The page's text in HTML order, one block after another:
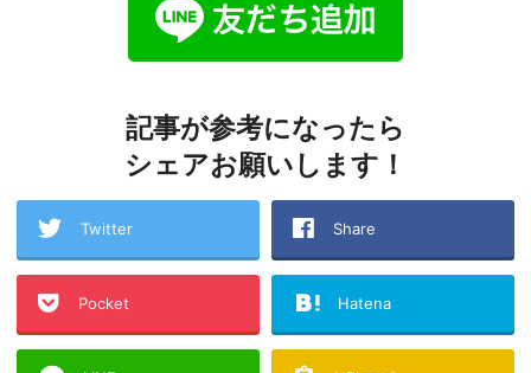
記事が参考になったら
シェアお願いします！
Twitter Share
Pocket Hatena